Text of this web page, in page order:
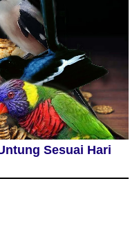
Sesuai Hari